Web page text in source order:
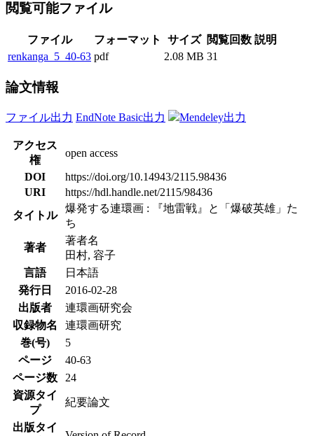
閲覧可能ファイル
ファイル フォーマット サイズ 閲覧回数 説明
renkanga_5_40-63 pdf 2.08 MB 31
論文情報
ファイル出力 EndNote Basic出力 Mendeley出力
アクセス
権
open access
DOI
https://doi.org/10.14943/2115.98436
URI
https://hdl.handle.net/2115/98436
タイトル
爆発する連環画 : 『地雷戦』と「爆破英雄」た
ち
著者
著者名
田村, 容子
言語
日本語
発行日
2016-02-28
出版者
連環画研究会
収録物名
連環画研究
巻(号)
5
ページ
40-63
ページ数
24
資源タイ
プ
紀要論文
出版タイ